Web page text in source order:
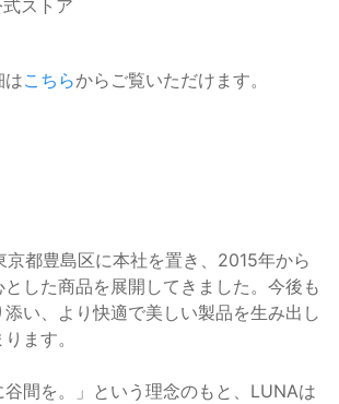
ストア
はこちらからご覧いただけます。
京都豊島区に本社を置き、2015年から
した商品を展開してきました。今後も
い、より快適で美しい製品を生み出し
ます。
谷間を。」という理念のもと、LUNAは